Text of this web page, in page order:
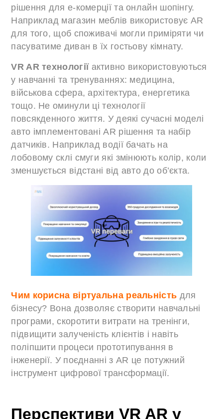
рішення для е-комерції та онлайн шопінгу.
Наприклад магазин меблів використовує AR
для того, щоб споживачі могли приміряти чи
пасуватиме диван в їх гостьову кімнату.
VR AR технологіїактивно використовуються
у навчанні та тренуваннях: медицина,
військова сфера, архітектура, енергетика
тощо. Не оминули ці технології
повсякденного життя. У деякі сучасні моделі
авто імплементовані AR рішення та набір
датчиків. Наприклад водії бачать на
лобовому склі смуги які змінюють колір, коли
зменшується відстані від авто до об’єкта.
Чим корисна віртуальна реальність для
бізнесу? Вона дозволяє створити навчальні
програми, скоротити витрати на тренінги,
підвищити залученість клієнтів і навіть
поліпшити процеси прототипування в
інженерії. У поєднанні з AR це потужний
інструмент цифрової трансформації.
Перспективи VR AR у